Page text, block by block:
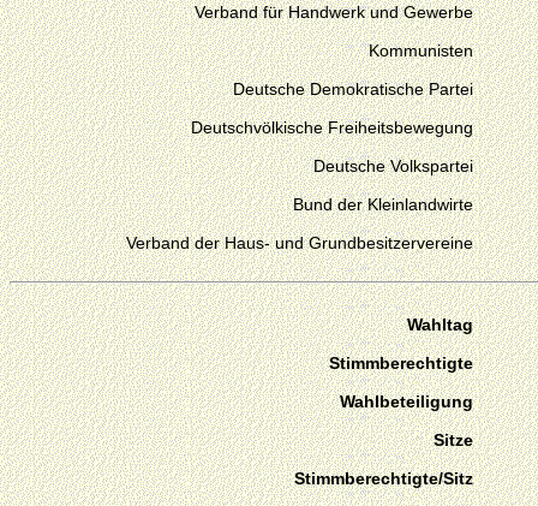
Verband für Handwerk und Gewerbe
Kommunisten
Deutsche Demokratische Partei
Deutschvölkische Freiheitsbewegung
Deutsche Volkspartei
Bund der Kleinlandwirte
Verband der Haus- und Grundbesitzervereine
Wahltag
Stimmberechtigte
Wahlbeteiligung
Sitze
Stimmberechtigte/Sitz